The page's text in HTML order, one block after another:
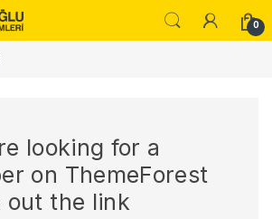
0
looking for a
on ThemeForest
out the link